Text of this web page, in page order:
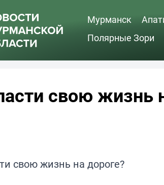
Мурманск
Полярные Зори
свою жизнь